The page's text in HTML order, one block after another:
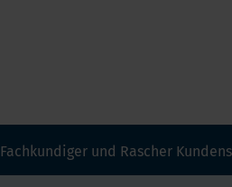
Fachkundiger und Rascher